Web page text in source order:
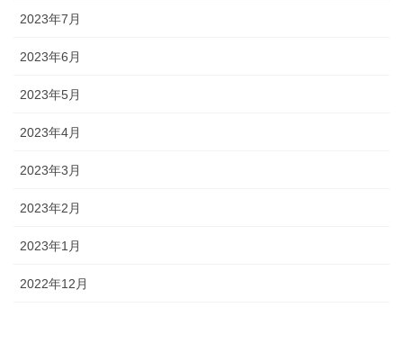
2023年7月
2023年6月
2023年5月
2023年4月
2023年3月
2023年2月
2023年1月
2022年12月